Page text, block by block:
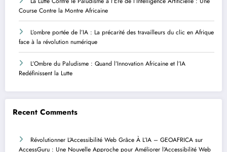
Course Contre la Montre Africaine
L’ombre portée de l’IA : La précarité des travailleurs du clic en Afrique
face à la révolution numérique
L’Ombre du Paludisme : Quand l’Innovation Africaine et l’IA
Redéfinissent la Lutte
Recent Comments
Révolutionner L’Accessibilité Web Grâce À L’IA – GEOAFRICA sur
AccessGuru : Une Nouvelle Approche pour Améliorer l’Accessibilité Web